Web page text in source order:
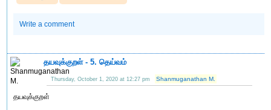
Write a comment
தயவுக்குறள் - 5. தெய்வம்
Thursday, October 1, 2020 at 12:27 pm Shanmuganathan M.
தயவுக்குறள்